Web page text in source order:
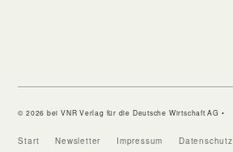
© 2026 bei VNR Verlag für die Deutsche Wirtschaft AG •
Start Newsletter Impressum Datenschutz